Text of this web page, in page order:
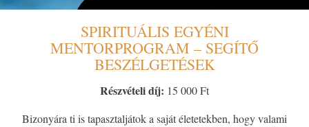
SPIRITUÁLIS EGYÉNI
MENTORPROGRAM – SEGÍTŐ
BESZÉLGETÉSEK
Részvételi díj: 15 000 Ft
Bizonyára ti is tapasztaljátok a saját életetekben, hogy valami